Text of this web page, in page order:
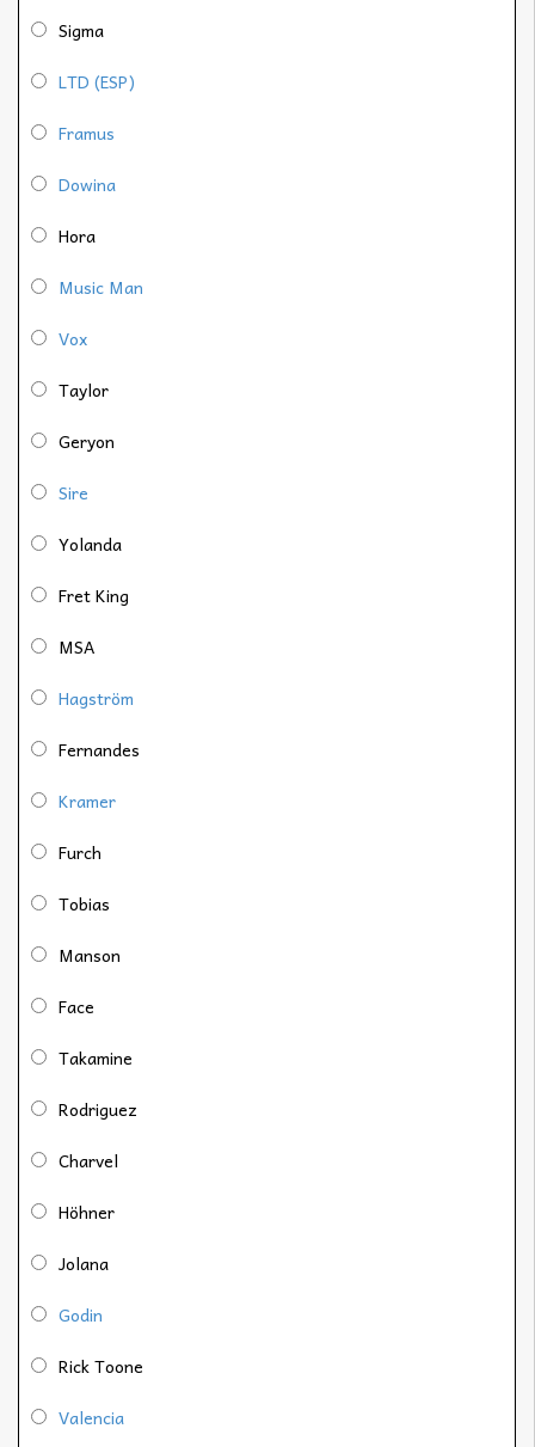
Sigma
LTD (ESP)
Framus
Dowina
Hora
Music Man
Vox
Taylor
Geryon
Sire
Yolanda
Fret King
MSA
Hagström
Fernandes
Kramer
Furch
Tobias
Manson
Face
Takamine
Rodriguez
Charvel
Höhner
Jolana
Godin
Rick Toone
Valencia